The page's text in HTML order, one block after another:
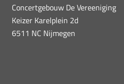
Concertgebouw De Vereeniging
Keizer Karelplein 2d
6511 NC Nijmegen